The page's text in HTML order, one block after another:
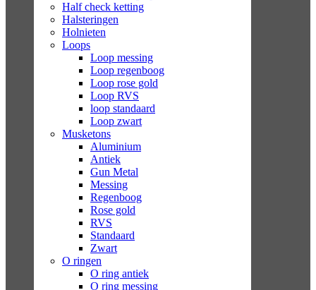
Half check ketting
Halsteringen
Holnieten
Loops
Loop messing
Loop regenboog
Loop rose gold
Loop RVS
loop standaard
Loop zwart
Musketons
Aluminium
Antiek
Gun Metal
Messing
Regenboog
Rose gold
RVS
Standaard
Zwart
O ringen
O ring antiek
O ring messing